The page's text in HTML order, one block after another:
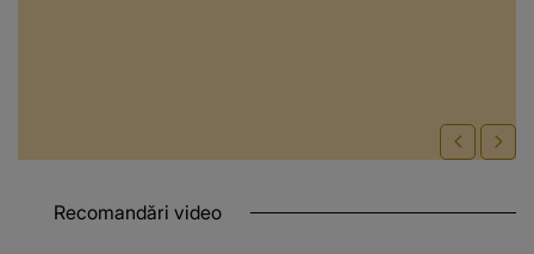
Recomandări video